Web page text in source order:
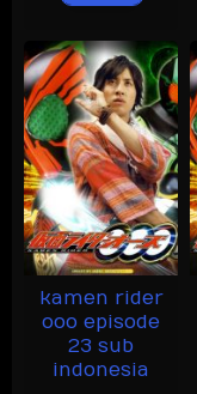
kamen rider
ooo episode
23 sub
indonesia